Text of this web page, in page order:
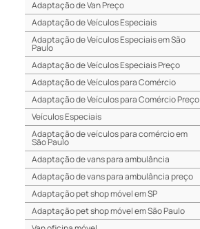
Adaptação de Van Preço
Adaptação de Veículos Especiais
Adaptação de Veículos Especiais em São
Paulo
Adaptação de Veículos Especiais Preço
Adaptação de Veículos para Comércio
Adaptação de Veículos para Comércio Preço
Veículos Especiais
Adaptação de veículos para comércio em
São Paulo
Adaptação de vans para ambulância
Adaptação de vans para ambulância preço
Adaptação pet shop móvel em SP
Adaptação pet shop móvel em São Paulo